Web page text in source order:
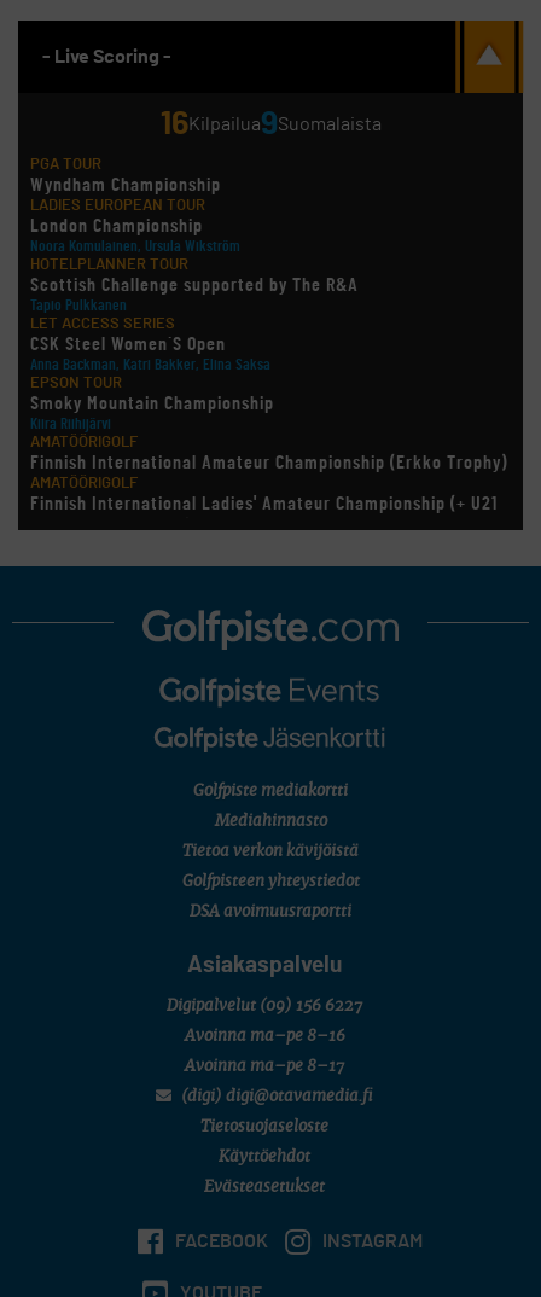
- Live Scoring -
16Kilpailua9Suomalaista
PGA TOUR
Wyndham Championship
LADIES EUROPEAN TOUR
London Championship
Noora Komulainen, Ursula Wikström
HOTELPLANNER TOUR
Scottish Challenge supported by The R&A
Tapio Pulkkanen
LET ACCESS SERIES
CSK Steel Women´S Open
Anna Backman, Katri Bakker, Elina Saksa
EPSON TOUR
Smoky Mountain Championship
Kiira Riihijärvi
AMATÖÖRIGOLF
Finnish International Amateur Championship (Erkko Trophy)
AMATÖÖRIGOLF
Finnish International Ladies' Amateur Championship (+ U21
ja U18/FJT/Aulanko)
Pinnacle Bank Championship
Staysure PGA Seniors Championship
U.S. Women's Amateur Championship
English Boys' (U14) Open Amateur Stroke Play Championship
Kivitippu Classic Invitational 2026
SM-reikäpeli (M50/Kymen Golf)
FINNISH JUNIOR TOUR
7 (U18 ja U21/pojat/Tahko)
6 (Archipelagia Golf)
Golfpiste mediakortti
Mediahinnasto
Tietoa verkon kävijöistä
Golfpisteen yhteystiedot
DSA avoimuusraportti
Asiakaspalvelu
Digipalvelut (09) 156 6227
Avoinna ma–pe 8–16
Avoinna ma–pe 8–17
(digi) digi@otavamedia.fi
Tietosuojaseloste
Käyttöehdot
Evästeasetukset
FACEBOOK INSTAGRAM